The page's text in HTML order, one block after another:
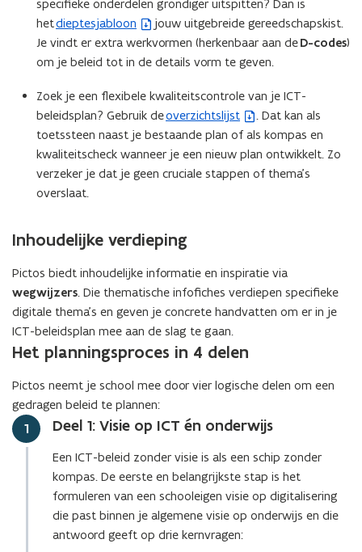
n
d
o
p
u
v
e
n
s
t
)
specifieke onderdelen grondiger uitspitten? Dan is
hetdieptesjabloon
(
b
e
t
a
n
d
o
p
n
i
n
n
i
e
w
v
e
n
t
e
jouw uitgebreide gereedschapskist.
Je vindt er extra werkvormen (herkenbaar aan deD-codes)
om je beleid tot in de details vorm te geven.
Zoek je een flexibele kwaliteitscontrole van je ICT-
beleidsplan? Gebruik deoverzichtslijst
(
b
e
s
n
o
p
e
n
t
n
i
u
w
v
e
n
. Dat kan als
toetssteen naast je bestaande plan of als kompas en
kwaliteitscheck wanneer je een nieuw plan ontwikkelt. Zo
verzeker je dat je geen cruciale stappen of thema’s
overslaat.
Inhoudelijke verdieping
Pictos biedt inhoudelijke informatie en inspiratie via
wegwijzers. Die thematische infofiches verdiepen specifieke
digitale thema’s en geven je concrete handvatten om er in je
ICT-beleidsplan mee aan de slag te gaan.
Het planningsproces in 4 delen
Pictos neemt je school mee door vier logische delen om een
gedragen beleid te plannen:
Stap
1 Deel 1: Visie op ICT én onderwijs
Een ICT-beleid zonder visie is als een schip zonder
kompas. De eerste en belangrijkste stap is het
formuleren van een schooleigen visie op digitalisering
die past binnen je algemene visie op onderwijs en die
antwoord geeft op drie kernvragen: